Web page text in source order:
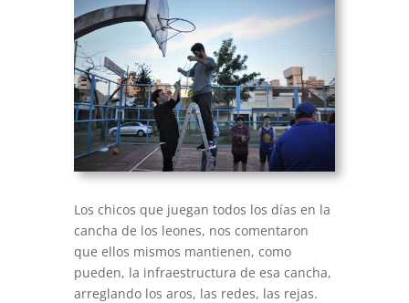
Los chicos que juegan todos los días en la
cancha de los leones, nos comentaron
que ellos mismos mantienen, como
pueden, la infraestructura de esa cancha,
arreglando los aros, las redes, las rejas.